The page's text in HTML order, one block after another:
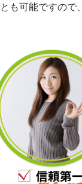
も可能ですので